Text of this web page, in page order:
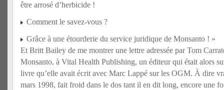
être arrosé d’herbicide !
Comment le savez-vous ?
Grâce à une étourderie du service juridique de Monsanto ! »
Et Britt Bailey de me montrer une lettre adressée par Tom
Monsanto, à Vital Health Publishing, un éditeur qui était alors
livre qu’elle avait écrit avec Marc Lappé sur les OGM. À dire
mars 1998, fait froid dans le dos tant il en dit long, encore une